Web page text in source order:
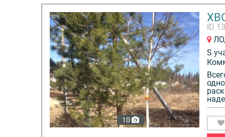
10
ID
ЛО,
S